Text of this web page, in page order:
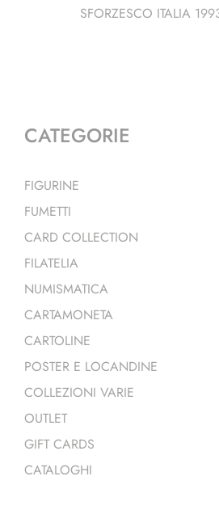
SFORZESCO ITALIA
CATEGORIE
FIGURINE
FUMETTI
CARD COLLECTION
FILATELIA
NUMISMATICA
CARTAMONETA
CARTOLINE
POSTER E LOCANDINE
COLLEZIONI VARIE
OUTLET
GIFT CARDS
CATALOGHI